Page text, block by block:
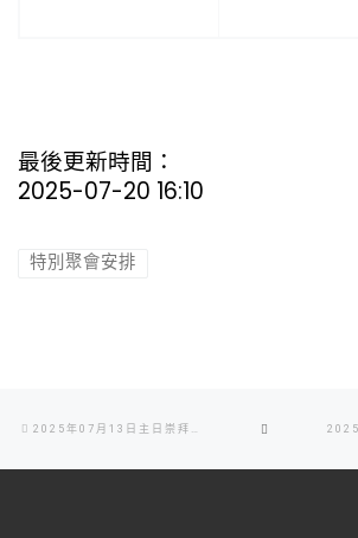
最後更新時間：
2025-07-20 16:10
特別聚會安排
Post
navigation
Previous
TO